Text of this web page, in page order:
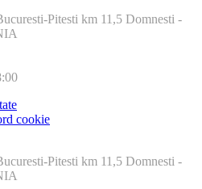
Pitesti km 11,5 Domnesti -
cookie
Pitesti km 11,5 Domnesti -